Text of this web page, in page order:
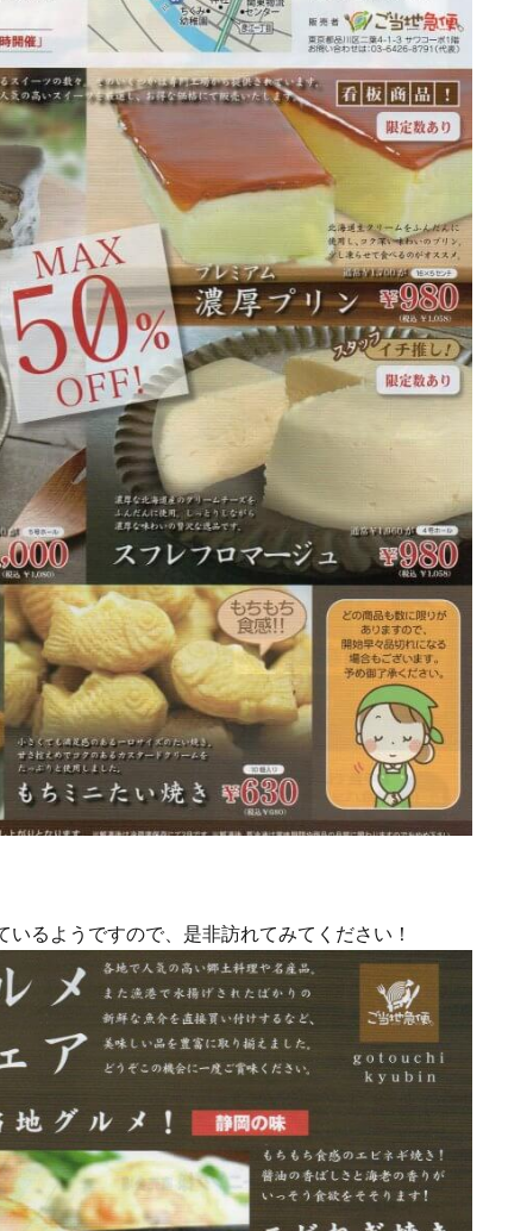
るようですので、是非訪れてみてください！